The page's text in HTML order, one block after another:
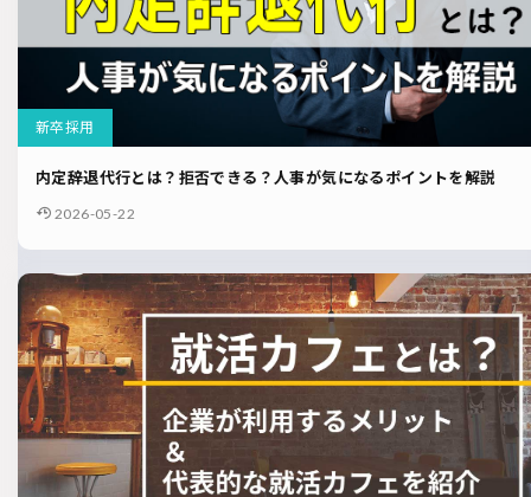
新卒採用
内定辞退代行とは？拒否できる？人事が気になるポイントを解説
2026-05-22